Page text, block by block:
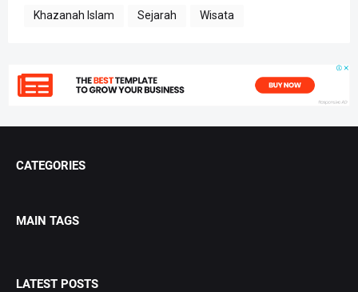
Khazanah Islam Sejarah Wisata
CATEGORIES
MAIN TAGS
LATEST POSTS